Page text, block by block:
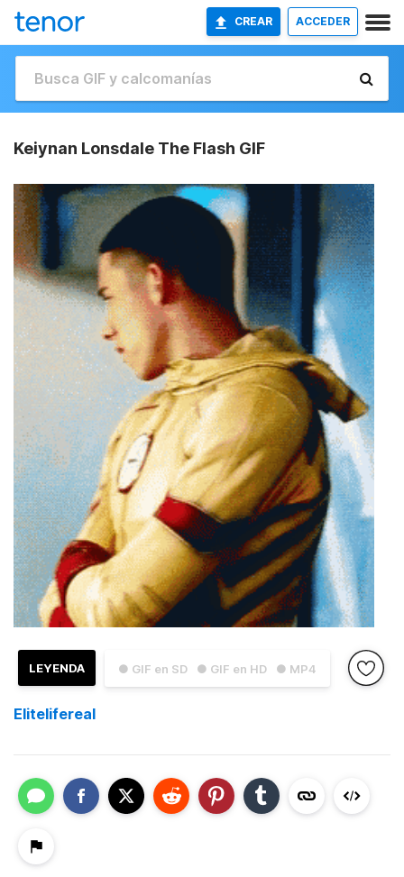
CREAR ACCEDER
Keiynan Lonsdale The Flash GIF
● GIF en SD ● GIF en HD ● MP4
LEYENDA
Elitelifereal